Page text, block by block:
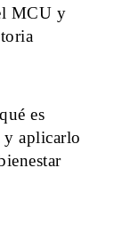
MCU y
es
y aplicarlo